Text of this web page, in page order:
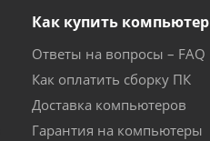
Как купить компьютер
Ответы на вопросы – FAQ
Как оплатить сборку ПК
Доставка компьютеров
Гарантия на компьютеры